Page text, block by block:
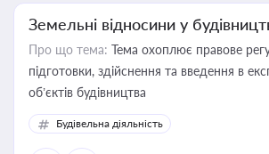
Земельні відносини у
Про що тема: Тема охоплює правове
підготовки, здійснення та введення в
об’єктів будівництва
Будівельна діяльність